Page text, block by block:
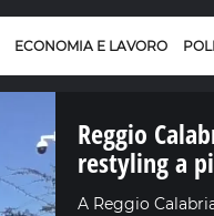
ECONOMIA E LAVORO
Reggio
restyling a
A Reggio